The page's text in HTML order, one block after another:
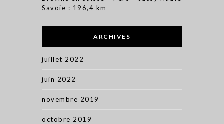
Savoie : 196,4 km
ARCHIVES
juillet 2022
juin 2022
novembre 2019
octobre 2019